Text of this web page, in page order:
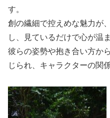
す。
創の繊細で控えめな魅力が
し、見ているだけで心が温
彼らの姿勢や抱き合い方か
じられ、キャラクターの関